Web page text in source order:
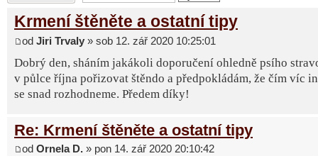
Krmení štěněte a ostatní tipy
od Jiri Trvaly » sob 12. zář 2020 10:25:01
Dobrý den, sháním jakákoli doporučení ohledně psího
v půlce října pořizovat štěndo a předpokládám, že čím víc
se snad rozhodneme. Předem díky!
Re: Krmení štěněte a ostatní tipy
od Ornela D. » pon 14. zář 2020 20:10:42